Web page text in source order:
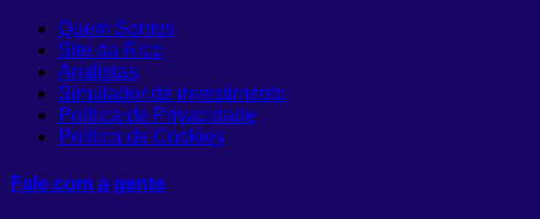
Quem Somos
Site da Rico
Analistas
Simulador de investimento
Política de Privacidade
Política de Cookies
Fale com a gente